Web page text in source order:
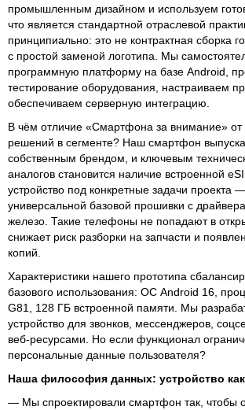
промышленным дизайном и используем
что является стандартной отраслевой
принципиально: это не контрактная сборка
с простой заменой логотипа. Мы
программную платформу на базе Android,
тестирование оборудования, настраиваем
обеспечиваем серверную интеграцию.
В чём отличие «Смартфона за внимание» от
решений в сегменте? Наш смартфон
собственным брендом, и ключевым
аналогов становится наличие встроенной
устройство под конкретные задачи проекта
универсальной базовой прошивки с
железо. Такие телефоны не попадают в
снижает риск разборки на запчасти и
копий.
Характеристики нашего прототипа
базового использования: ОС Android 16,
G81, 128 ГБ встроенной памяти. Мы
устройство для звонков, мессенджеров,
веб-ресурсами. Но если функционал
персональные данные пользователя?
Наша философия данных: устройство
— Мы спроектировали смартфон так, чтобы